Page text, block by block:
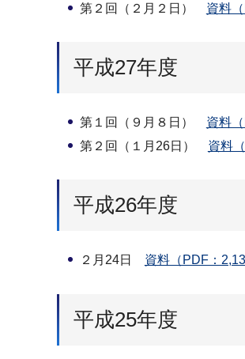
第２回（２月２日） 資料
平成27年度
第１回（９月８日） 資料
第２回（１月26日） 資料
平成26年度
２月24日 資料（PDF：
平成25年度